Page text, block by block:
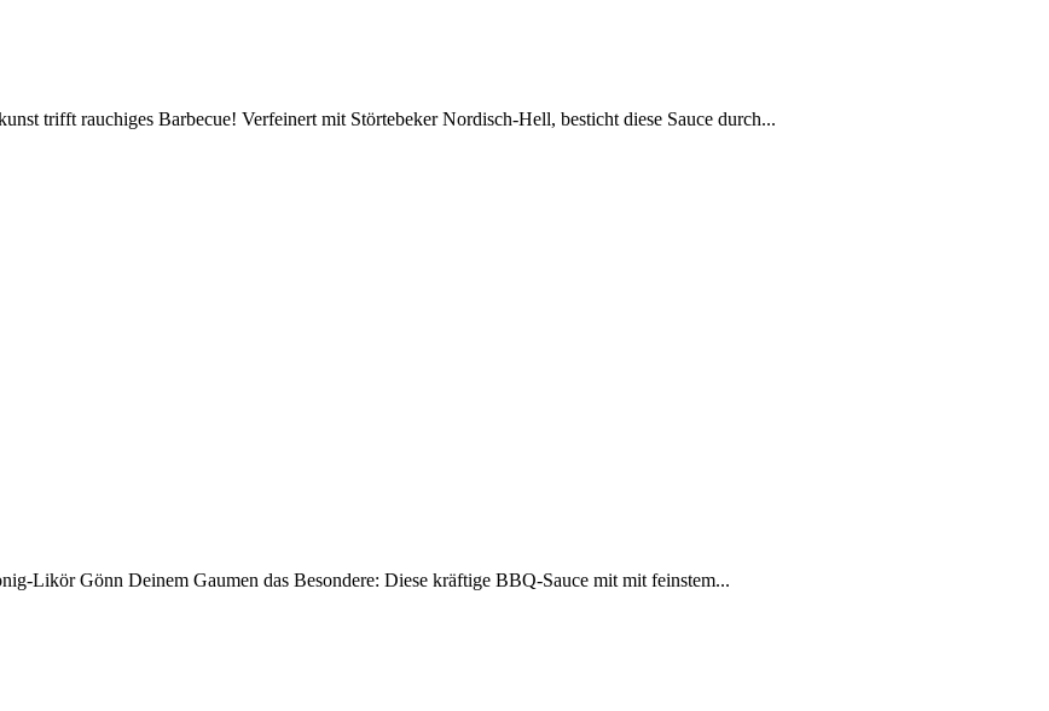
trifft rauchiges Barbecue! Verfeinert mit Störtebeker Nordisch-Hell, besticht diese Sauce durch...
Likör Gönn Deinem Gaumen das Besondere: Diese kräftige BBQ-Sauce mit mit feinstem...